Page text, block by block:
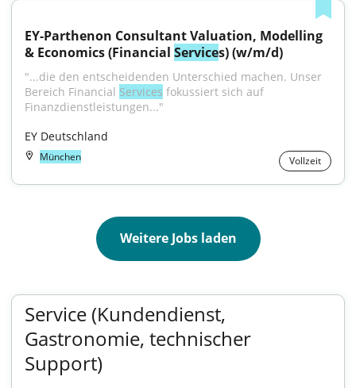
EY-Parthenon Consultant Valuation, Modelling
& Economics (Financial Services) (w/m/d)
"...die den entscheidenden Unterschied machen. Unser
Bereich Financial Services fokussiert sich auf
Finanzdienstleistungen..."
EY Deutschland
München Vollzeit
Weitere Jobs laden
Service (Kundendienst,
Gastronomie, technischer
Support)